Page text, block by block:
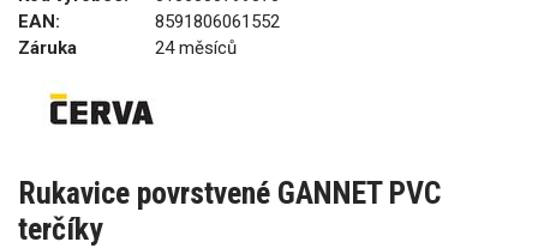
EAN:
8591806061552
Záruka
24 měsíců
Rukavice povrstvené GANNET PVC
terčíky